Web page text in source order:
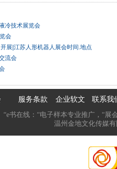
冷技术展览会
会
展|江苏人形机器人展会时间.地点
流会
服务条款 企业软文 联系我
“e书在线：“电子样本专业推广，“展
温州金地文化传媒